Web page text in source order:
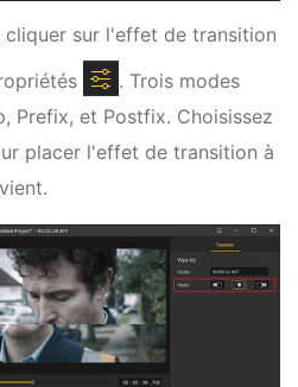
cliquer sur l'effet de transition
. Trois modes
Prefix, et Postfix. Choisissez
placer l'effet de transition à